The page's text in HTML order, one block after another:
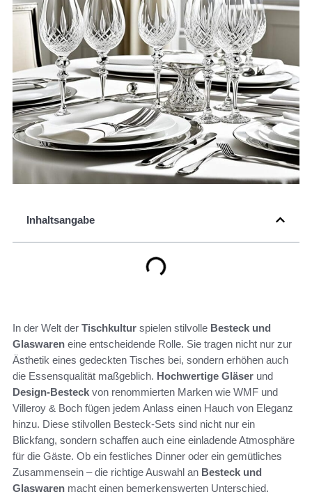
Inhaltsangabe
In der Welt der Tischkultur spielen stilvolle Besteck und
Glaswaren eine entscheidende Rolle. Sie tragen nicht nur zur
Ästhetik eines gedeckten Tisches bei, sondern erhöhen auch
die Essensqualität maßgeblich. Hochwertige Gläser und
Design-Besteck von renommierten Marken wie WMF und
Villeroy & Boch fügen jedem Anlass einen Hauch von Eleganz
hinzu. Diese stilvollen Besteck-Sets sind nicht nur ein
Blickfang, sondern schaffen auch eine einladende Atmosphäre
für die Gäste. Ob ein festliches Dinner oder ein gemütliches
Zusammensein – die richtige Auswahl an Besteck und
Glaswaren macht einen bemerkenswerten Unterschied.